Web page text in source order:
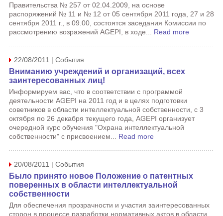
Правительства № 257 от 02.04.2009, на основе
распоряжений № 11 и № 12 от 05 сентября 2011 года, 27 и 28
сентября 2011 г., в 09.00, состоятся заседания Комиссии по
рассмотрению возражений AGEPI, в ходе... Read more
22/08/2011 | События
Вниманию учреждений и организаций, всех
заинтересованных лиц!
Информируем вас, что в соответствии с программой
деятельности AGEPI на 2011 год и в целях подготовки
советников в области интеллектуальной собственности, с 3
октября по 26 декабря текущего года, AGEPI организует
очередной курс обучения "Охрана интеллектуальной
собственности" с присвоением... Read more
20/08/2011 | События
Было принято новое Положение о патентных
поверенных в области интеллектуальной
собственности
Для обеспечения прозрачности и участия заинтересованных
сторон в процессе разработки нормативных актов в области